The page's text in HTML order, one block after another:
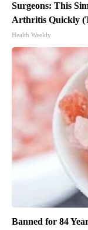
Surgeons: This
Arthritis Quickly
Health Weekly
Banned for 84